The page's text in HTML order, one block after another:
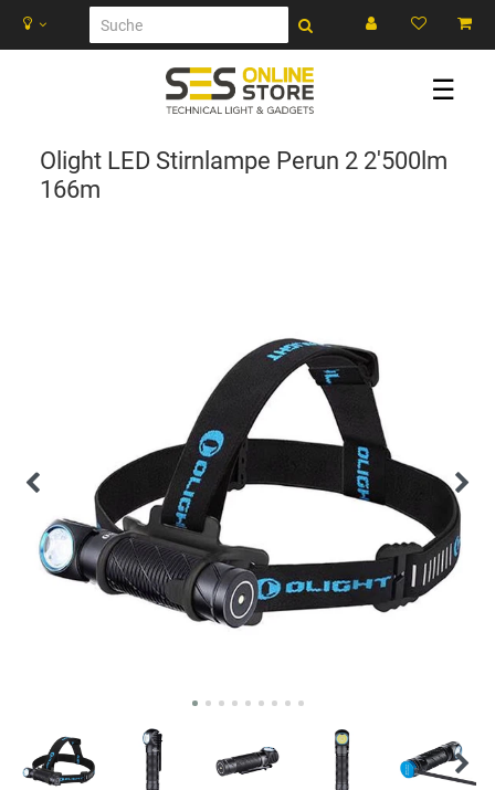
☰
Olight LED Stirnlampe Perun 2 2'500lm
166m